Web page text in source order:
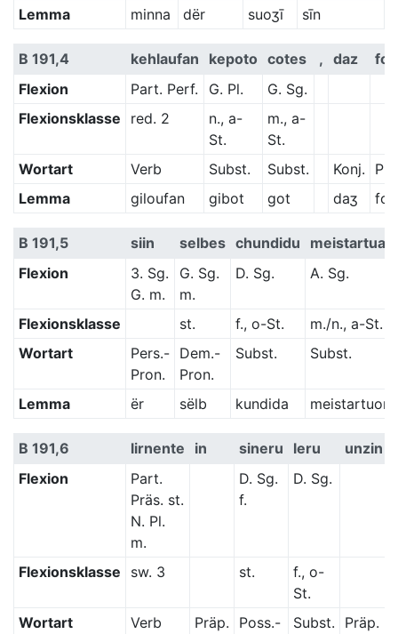
Lemma minna dër suoʒī sīn
B 191,4 kehlaufan kepoto cotes , daz
Flexion
Part. Perf. G. Pl.
G. Sg.
Flexionsklasse
red. 2
n., a-
St.
m., a-
St.
Wortart
Verb Subst. Subst. Konj.
Lemma
giloufan gibot got daʒ
B 191,5 siin selbes chundidu
meistartuam
Flexion
3. Sg.
G. m.
G. Sg.
m.
D. Sg. A. Sg.
Flexionsklasse st. f., o-St.
m./n., a-St.
Wortart
Pers.-
Pron.
Dem.-
Pron.
Subst. Subst.
Lemma ër sëlb kundida meistartuom
B 191,6 lirnente in sineru leru
unzin
Flexion
Part.
Präs. st.
N. Pl.
m.
D. Sg.
f.
D. Sg.
Flexionsklasse sw. 3 st.
f., o-
St.
Wortart
Verb Präp.
Poss.-
Subst. Präp.